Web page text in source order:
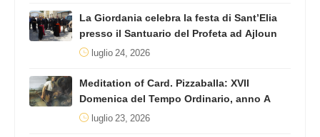
La Giordania celebra la festa di Sant’Elia
presso il Santuario del Profeta ad Ajloun
luglio 24, 2026
Meditation of Card. Pizzaballa: XVII
Domenica del Tempo Ordinario, anno A
luglio 23, 2026